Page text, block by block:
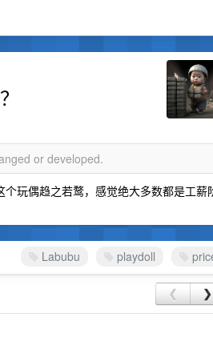
or developed.
玩偶趋之若鹜，感觉绝大多数都是工薪
Labubu playdoll
❮ ❯